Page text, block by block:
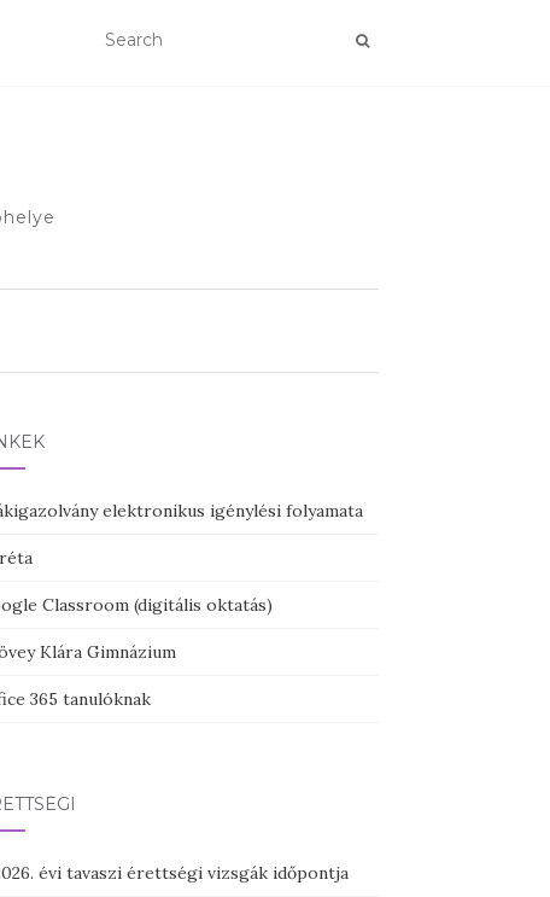
elektronikus igénylési folyamata
Classroom (digitális oktatás)
Klára Gimnázium
365 tanulóknak
évi tavaszi érettségi vizsgák időpontja